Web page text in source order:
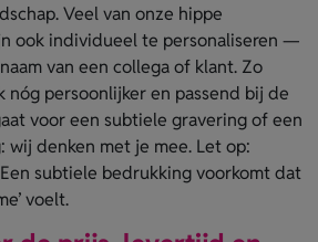
Veel van onze hippe
ook individueel te personaliseren —
van een collega of klant. Zo
nóg persoonlijker en passend bij de
voor een subtiele gravering of een
denken met je mee. Let op:
subtiele bedrukking voorkomt dat
voelt.